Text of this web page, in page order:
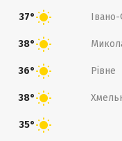
37°
38°
36° Рівне
38°
35°